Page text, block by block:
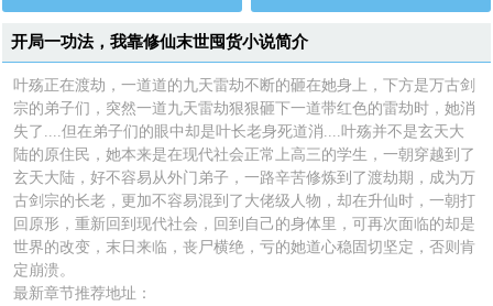
开局一功法，我靠修仙末世囤货小说简介
叶殇正在渡劫，一道道的九天雷劫不断的砸在她身上，下方是万古剑
宗的弟子们，突然一道九天雷劫狠狠砸下一道带红色的雷劫时，她消
失了....但在弟子们的眼中却是叶长老身死道消....叶殇并不是玄天大
陆的原住民，她本来是在现代社会正常上高三的学生，一朝穿越到了
玄天大陆，好不容易从外门弟子，一路辛苦修炼到了渡劫期，成为万
古剑宗的长老，更加不容易混到了大佬级人物，却在升仙时，一朝打
回原形，重新回到现代社会，回到自己的身体里，可再次面临的却是
世界的改变，末日来临，丧尸横绝，亏的她道心稳固切坚定，否则肯
定崩溃。
最新章节推荐地址：